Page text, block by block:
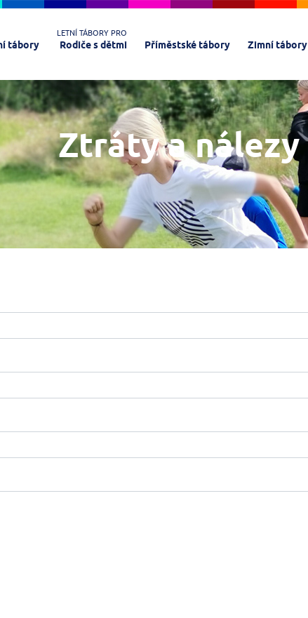
tábory
LETNÍ TÁBORY PRO
Rodiče s dětmi Příměstské tábory Zimní tábory
Ztráty a nálezy